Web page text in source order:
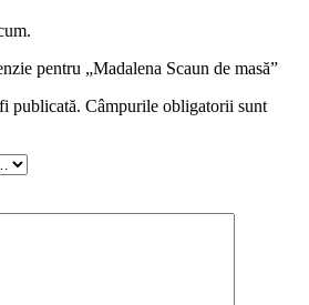
pentru „Madalena Scaun de masă”
publicată. Câmpurile obligatorii sunt